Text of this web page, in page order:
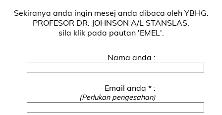
Sekiranya anda ingin mesej anda dibaca oleh YBHG.
PROFESOR DR. JOHNSON A/L STANSLAS,
sila klik pada pautan 'EMEL'.
Nama anda :
Email anda * :
(Perlukan pengesahan)